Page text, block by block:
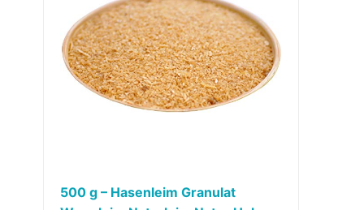
500 g – Hasenleim Granulat